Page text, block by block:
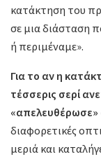
κατάκτηση του
σε μια διάσταση
ή περιμέναμε».
Για το αν η
τέσσερις σερί
«απελευθέρωσε»
διαφορετικές
μεριά και